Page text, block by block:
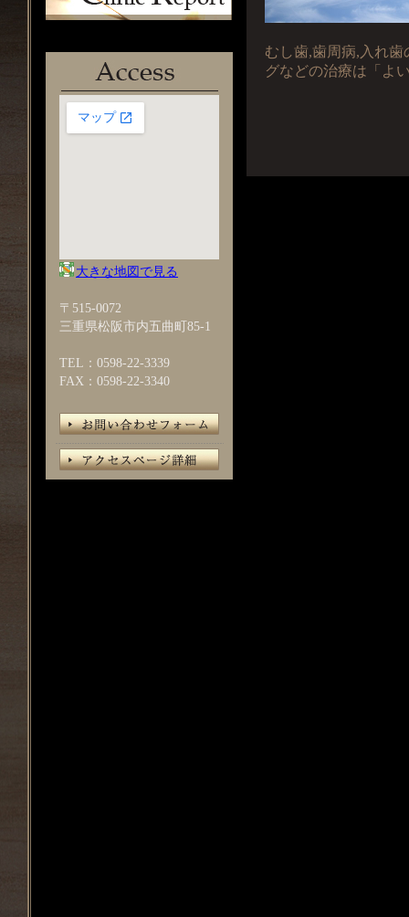
むし歯,歯周病,入れ
グなどの治療は「よ
大きな地図で見る
〒515-0072
三重県松阪市内五曲町85-1
TEL：0598-22-3339
FAX：0598-22-3340